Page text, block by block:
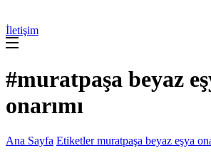
İletişim
#muratpaşa beyaz
onarımı
Ana Sayfa Etiketlermuratpaşa beyaz eşya